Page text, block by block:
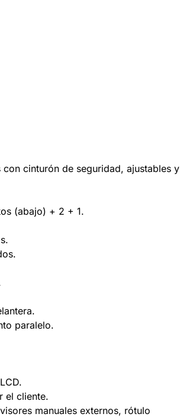
con cinturón de seguridad, ajustables y
(abajo) + 2 + 1.
paralelo.
el cliente.
manuales externos, rótulo